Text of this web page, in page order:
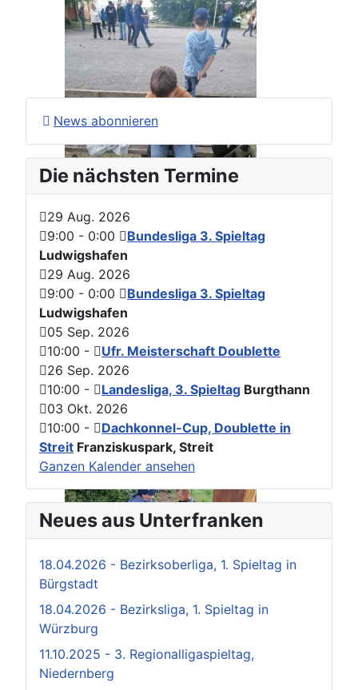
News abonnieren
Die nächsten Termine
29 Aug. 2026
9:00 - 0:00
Bundesliga 3. Spieltag
Ludwigshafen
29 Aug. 2026
9:00 - 0:00
Bundesliga 3. Spieltag
Ludwigshafen
05 Sep. 2026
10:00 -
Ufr. Meisterschaft Doublette
26 Sep. 2026
10:00 - Landesliga, 3. Spieltag Burgthann
03 Okt. 2026
10:00 -
Dachkonnel-Cup, Doublette in
Streit Franziskuspark, Streit
Ganzen Kalender ansehen
Neues aus Unterfranken
18.04.2026 - Bezirksoberliga, 1. Spieltag in
Bürgstadt
18.04.2026 - Bezirksliga, 1. Spieltag in
Würzburg
11.10.2025 - 3. Regionalligaspieltag,
Niedernberg